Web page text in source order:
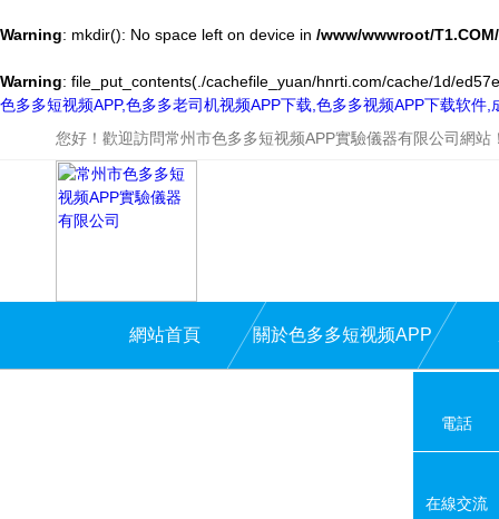
Warning: mkdir(): No space left on device in /www/wwwroot/
Warning: file_put_contents(./cachefile_yuan/hnrti.com/cache/1d/
色多多短视频APP,色多多老司机视频APP下载,色多多视频APP下载软件,
您好！歡迎訪問常州市色多多短视频APP實驗儀器有限公司網站
網站首頁 關於色多多短视频APP
電話
在線交流